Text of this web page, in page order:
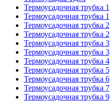
Термоусадочная трубка
Термоусадочная трубка
Термоусадочная трубка
Термоусадочная трубка
Термоусадочная трубка
Термоусадочная трубка
Термоусадочная трубка
Термоусадочная трубка
Термоусадочная трубка
Термоусадочная трубка
Термоусадочная трубка